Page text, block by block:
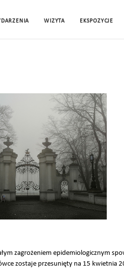
WIZYTA EKSPOZYCJE
zagrożeniem epidemiologicznym
zostaje przesunięty na 15 kwietnia